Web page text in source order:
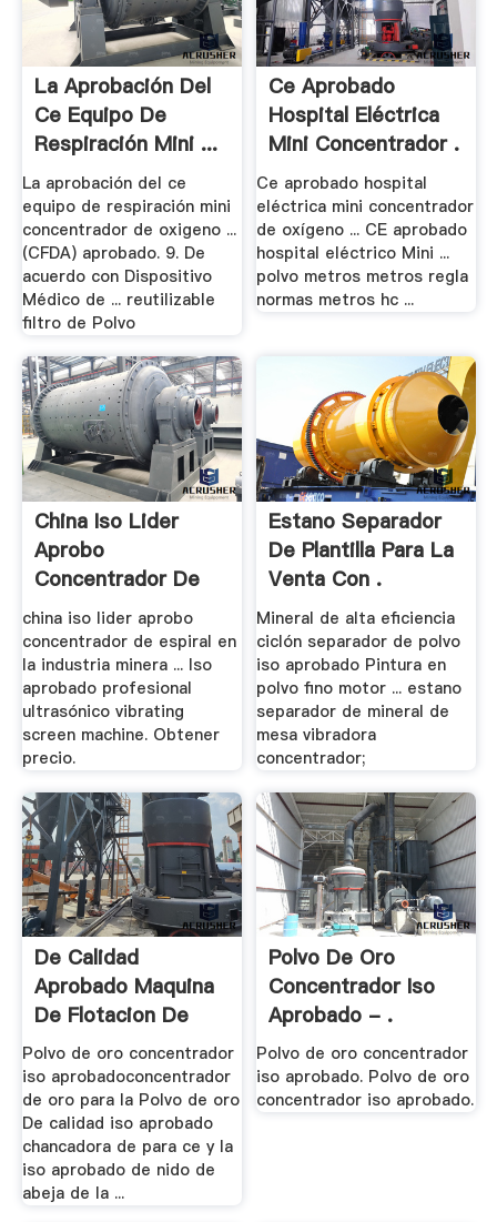
La Aprobación Del
Ce Equipo De
Respiración Mini ...
La aprobación del ce
equipo de respiración mini
concentrador de oxigeno ...
(CFDA) aprobado. 9. De
acuerdo con Dispositivo
Médico de ... reutilizable
filtro de Polvo
Ce Aprobado
Hospital Eléctrica
Mini Concentrador .
Ce aprobado hospital
eléctrica mini concentrador
de oxígeno ... CE aprobado
hospital eléctrico Mini ...
polvo metros metros regla
normas metros hc ...
China Iso Lider
Aprobo
Concentrador De
Espiral En .
china iso lider aprobo
concentrador de espiral en
la industria minera ... Iso
aprobado profesional
ultrasónico vibrating
screen machine. Obtener
precio.
Estano Separador
De Plantilla Para La
Venta Con .
Mineral de alta eficiencia
ciclón separador de polvo
iso aprobado Pintura en
polvo fino motor ... estano
separador de mineral de
mesa vibradora
concentrador;
De Calidad
Aprobado Maquina
De Flotacion De
Oro .
Polvo de oro concentrador
iso aprobadoconcentrador
de oro para la Polvo de oro
De calidad iso aprobado
chancadora de para ce y la
iso aprobado de nido de
abeja de la ...
Polvo De Oro
Concentrador Iso
Aprobado - .
Polvo de oro concentrador
iso aprobado. Polvo de oro
concentrador iso aprobado.